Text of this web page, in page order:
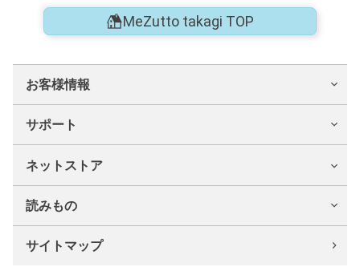
MeZutto takagi TOP
お客様情報
サポート
ネットストア
読みもの
サイトマップ